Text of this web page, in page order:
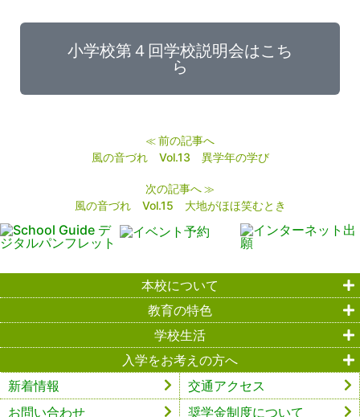
小学校第４回学校説明会はこち
ら
≪前の記事へ
風の音づれ Vol.13 異学年の学び
次の記事へ≫
風の音づれ Vol.15 大地がほほ笑むとき
本校について
教育の特色
学校生活
入学をお考えの方へ
新着情報
交通アクセス
お問い合わせ
奨学金制度について